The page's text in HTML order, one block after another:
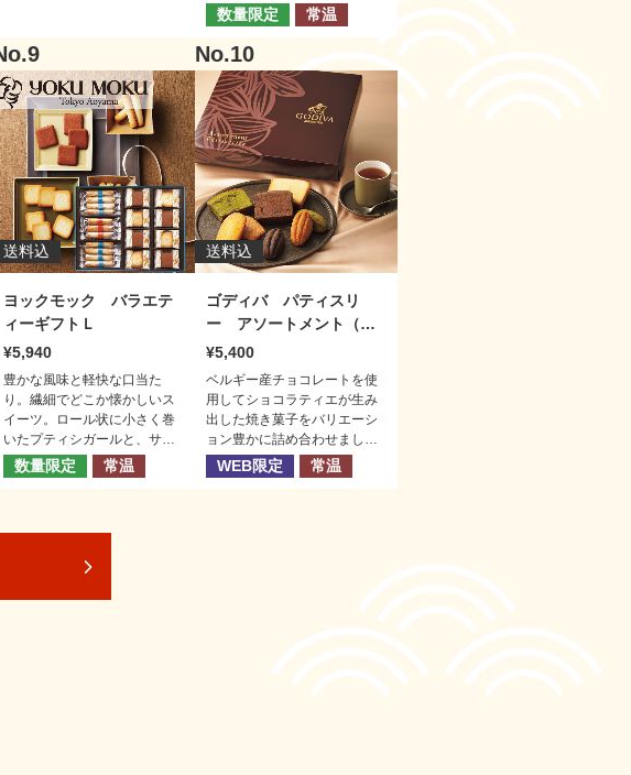
ートのハーモニーをお楽しみ
ください。
数量限定 常温
送料込
ヨックモック バラエテ
ィーギフトＬ
5,940
豊かな風味と軽快な口当た
り。繊細でどこか懐かしいス
イーツ。ロール状に小さく巻
いたプティシガールと、サク
サクの生地でクリームをはさ
んだチョコレートサンドクッ
数量限定 常温
送料込
ゴディバ パティスリ
ー アソートメント（２
１個）
5,400
ベルギー産チョコレートを使
用してショコラティエが生み
出した焼き菓子をバリエーシ
ョン豊かに詰め合わせまし
た。「フールセック」「カカ
オフィナンシェ」「ケーク」
WEB限定 常温